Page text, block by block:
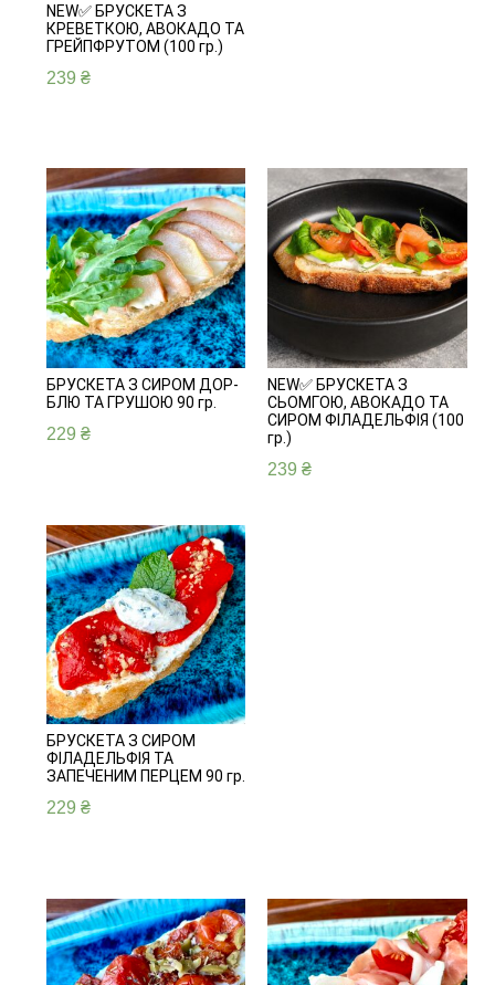
NEW✅ БРУСКЕТА З
КРЕВЕТКОЮ, АВОКАДО ТА
ГРЕЙПФРУТОМ (100 гр.)
239 ₴
NEW✅ БРУСКЕТА З
СЬОМГОЮ, АВОКАДО ТА
СИРОМ ФІЛАДЕЛЬФІЯ (100
гр.)
239₴
БРУСКЕТА З СИРОМ ДОР-
БЛЮ ТА ГРУШОЮ 90 гр.
229 ₴
БРУСКЕТА З СИРОМ
ФІЛАДЕЛЬФІЯ ТА
ЗАПЕЧЕНИМ ПЕРЦЕМ 90 гр.
229 ₴